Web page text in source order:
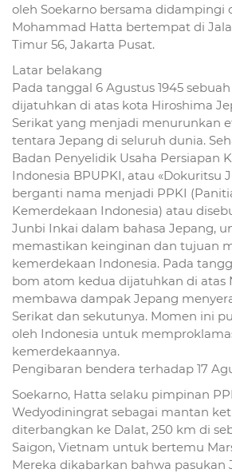
oleh Soekarno bersama didampingi
Mohammad Hatta bertempat di
Timur 56, Jakarta Pusat.
Latar belakang
Pada tanggal 6 Agustus 1945
dijatuhkan di atas kota Hiroshima
Serikat yang menjadi menurunkan
tentara Jepang di seluruh dunia.
Badan Penyelidik Usaha Persiapan
Indonesia BPUPKI, atau «Dokuritsu
berganti nama menjadi PPKI
Kemerdekaan Indonesia) atau
Junbi Inkai dalam bahasa Jepang,
memastikan keinginan dan tujuan
kemerdekaan Indonesia. Pada
bom atom kedua dijatuhkan di atas
membawa dampak Jepang
Serikat dan sekutunya. Momen ini
oleh Indonesia untuk
kemerdekaannya.
Pengibaran bendera terhadap 17
Soekarno, Hatta selaku pimpinan
Wedyodiningrat sebagai mantan
diterbangkan ke Dalat, 250 km di
Saigon, Vietnam untuk bertemu
Mereka dikabarkan bahwa pasukan